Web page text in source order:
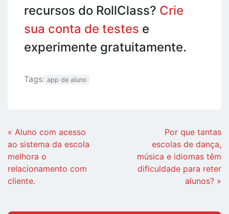
recursos do RollClass? Crie
sua conta de testes e
experimente gratuitamente.
Tags: app de aluno
Continue
Lendo
« Aluno com acesso
ao sistema da escola
melhora o
relacionamento com
cliente.
Por que tantas
escolas de dança,
música e idiomas têm
dificuldade para reter
alunos? »